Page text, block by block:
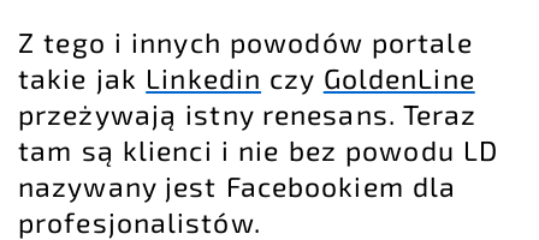
Z tego i innych powodów portale
takie jak Linkedin czy GoldenLine
przeżywają istny renesans. Teraz
tam są klienci i nie bez powodu LD
nazywany jest Facebookiem dla
profesjonalistów.